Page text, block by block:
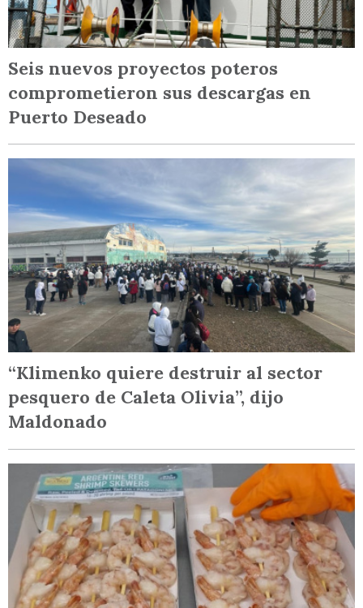
Seis nuevos proyectos poteros
comprometieron sus descargas en
Puerto Deseado
“Klimenko quiere destruir al sector
pesquero de Caleta Olivia”, dijo
Maldonado